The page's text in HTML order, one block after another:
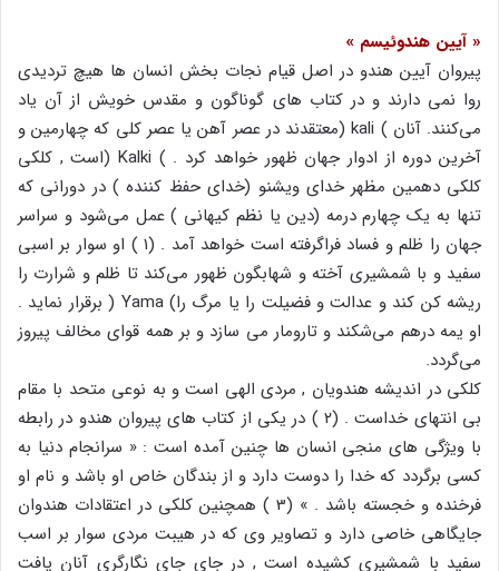
« آیین هندوئیسم »
پیروان آیین هندو در اصل قیام نجات بخش انسان ها هیچ تردیدی
روا نمی دارند و در کتاب های گوناگون و مقدس خویش از آن یاد
می‌کنند. آنان ) kali (معتقدند در عصر آهن یا عصر کلی که چهارمین و
آخرین دوره از ادوار جهان ظهور خواهد کرد . ) Kalki (است , کلکی
کلکی دهمین مظهر خدای ویشنو (خدای حفظ کننده ) در دورانی که
تنها به یک چهارم درمه (دین یا نظم کیهانی ) عمل می‌شود و سراسر
جهان را ظلم و فساد فراگرفته است خواهد آمد . (۱ ) او سوار بر اسبی
سفید و با شمشیری آخته و شهابگون ظهور می‌کند تا ظلم و شرارت را
ریشه کن کند و عدالت و فضیلت را یا مرگ را) Yama ( برقرار نماید .
او یمه درهم می‌شکند و تارومار می سازد و بر همه قوای مخالف پیروز
می‌گردد.
کلکی در اندیشه هندویان , مردی الهی است و به نوعی متحد با مقام
بی انتهای خداست . (۲ ) در یکی از کتاب های پیروان هندو در رابطه
با ویژگی های منجی انسان ها چنین آمده است : « سرانجام دنیا به
کسی برگردد که خدا را دوست دارد و از بندگان خاص او باشد و نام او
فرخنده و خجسته باشد . » (3 ) همچنین کلکی در اعتقادات هندوان
جایگاهی خاصی دارد و تصاویر وی که در هیبت مردی سوار بر اسب
سفید با شمشیری کشیده است , در جای جای نگارگری آنان یافت